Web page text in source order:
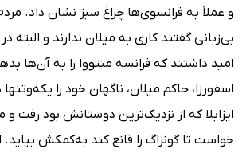
و عملاً به فرانسوی‌ها چراغ سبز نشان داد.
بی‌زبانی گفتند کاری به میلان ندارند و البته
امید داشتند که فرانسه منتووا را به آن‌ها
اسفورزا، حاکم میلان، ناگهان خود را
ایزابلا که از نزدیک‌ترین دوستانش بود رفت و
خواست تا گونزاگ را قانع کند به‌کمکش بیاید.